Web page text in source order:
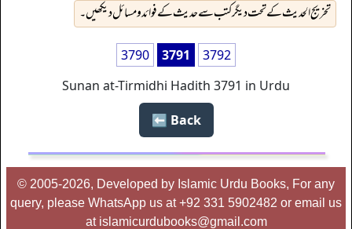
تخریج الحدیث کے تحت دیگر کتب سے حدیث کے فوائد و مسائل دیکھیں۔
3790 3791
3792
Sunan at-Tirmidhi Hadith 3791 in Urdu
Back ⬅️
© 2005-2026, Developed by Islamic Urdu Books, For any
query, please WhatsApp us at +92 331 5902482 or email us
at islamicurdubooks@gmail.com